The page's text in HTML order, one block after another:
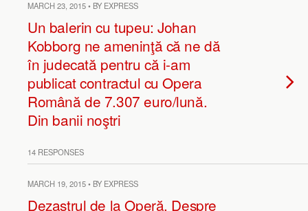
MARCH 23, 2015 • BY EXPRESS
Un balerin cu tupeu: Johan
Kobborg ne ameninţă că ne dă
în judecată pentru că i-am
publicat contractul cu Opera
Română de 7.307 euro/lună.
Din banii noştri
14 RESPONSES
MARCH 19, 2015 • BY EXPRESS
Dezastrul de la Operă. Despre